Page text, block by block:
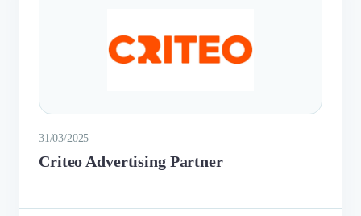
31/03/2025
Criteo Advertising Partner